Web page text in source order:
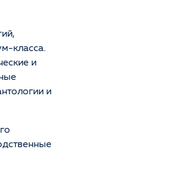
класса.
и
и